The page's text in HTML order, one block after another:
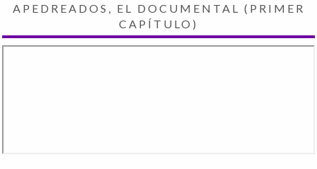
APEDREADOS, EL DOCUMENTAL (PRIMER
CAPÍTULO)